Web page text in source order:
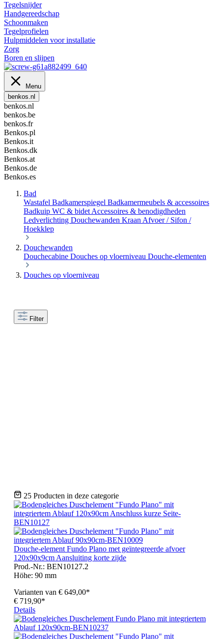
Tegelsnijder
Handgereedschap
Schoonmaken
Tegelprofielen
Hulpmiddelen voor installatie
Zorg
Boren en slijpen
Menu
benkos.nl
benkos.nl
benkos.be
benkos.fr
Benkos.pl
Benkos.it
Benkos.dk
Benkos.at
Benkos.de
Benkos.es
Bad
Wastafel Badkamerspiegel Badkamermeubels & accessoires
Badkuip WC & bidet Accessoires & benodigdheden
Ledverlichting Douchewanden Kraan Afvoer / Sifon /
Hoekklep
Douchewanden
Douchecabine Douches op vloerniveau Douche-elementen
Douches op vloerniveau
Filter
25 Producten in deze categorie
Douche-element Fundo Plano met geïntegreerde afvoer
120x90x9cm Aansluiting korte zijde
Prod.-Nr.: BEN10127.2
Höhe: 90 mm
Varianten van € 649,00*
€ 719,90*
Details